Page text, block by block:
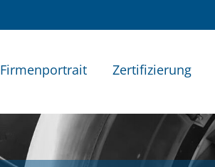
Firmenportrait Zertifizierung